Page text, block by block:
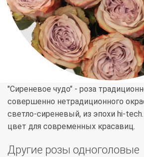
"Сиреневое чудо" - роза
совершенно нетрадиционного
светло-сиреневый, из эпохи hi-
цвет для современных красавиц.
Другие розы одноголовые